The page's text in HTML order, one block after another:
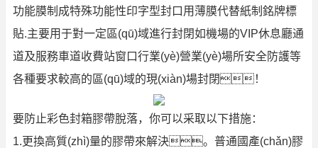
功能膜制成特殊功能性印字型封口用薄膜代替紙制銘牌標
貼.主要用于對一定區(qū)域進行封閉如機場的VIP休息廳通
道及服務車道收費站窗口行業(yè)營業(yè)場所安全防護等
各種要求較高的區(qū)域的現(xiàn)場封閉！
要防止彩色封箱膠帶脫落，你可以采取以下措施：
1.更換高質(zhì)量的膠帶來解決。普通國產(chǎn)膠